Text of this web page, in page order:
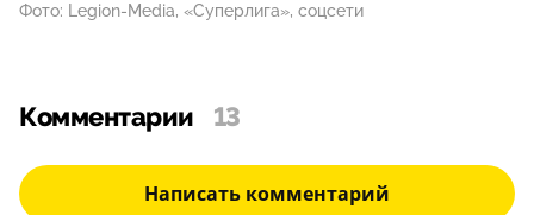
Фото: Legion-Media, «Суперлига», соцсети
Комментарии 13
Написать комментарий